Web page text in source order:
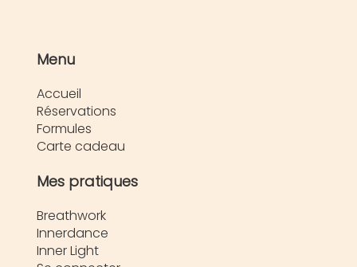
Menu
Accueil
Réservations
Formules
Carte cadeau
Mes pratiques
Breathwork
Innerdance
Inner Light